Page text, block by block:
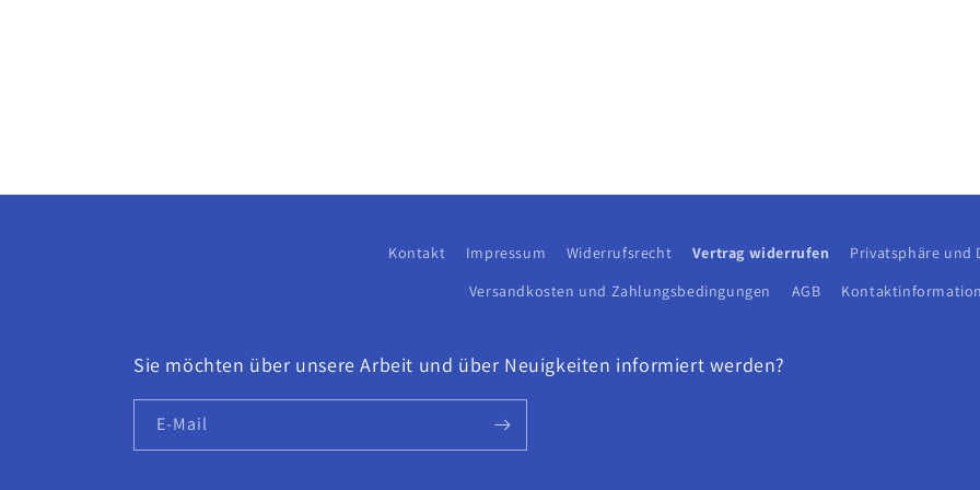
Kontakt Impressum Widerrufsrecht Vertrag widerrufen
Privatsphäre und
Versandkosten und Zahlungsbedingungen
AGB
Sie möchten über unsere Arbeit und über Neuigkeiten informiert werden?
E-Mail